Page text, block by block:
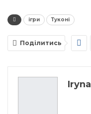
ігри Туконі
Поділитись
Iryna